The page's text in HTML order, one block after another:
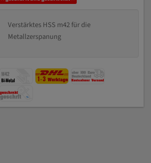
Verstärktes HSS m42 für die
Metallzerspanung